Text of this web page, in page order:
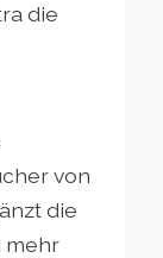
die
von
die
mehr